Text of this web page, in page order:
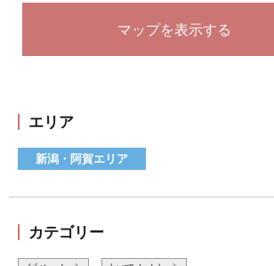
マップを表示する
エリア
新潟・阿賀エリア
カテゴリー